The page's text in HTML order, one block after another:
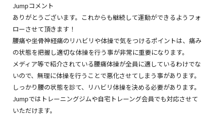
Jumpコメント
ありがとうございます。これからも継続して運動ができるようフォ
ローさせて頂きます！
腰痛や坐骨神経痛のリハビリや体操で気をつけるポイントは、痛み
の状態を把握し適切な体操を行う事が非常に重要になります。
メディア等で紹介されている腰痛体操が全員に適しているわけでな
いので、無理に体操を行うことで悪化させてしまう事があります。
しっかり腰の状態を診て、リハビリ体操を決める必要があります。
Jumpではトレーニングジムや自宅トレーング会員でも対応させて
いただけます。